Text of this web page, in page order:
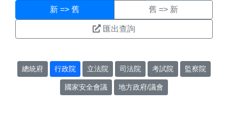
新 => 舊 舊 => 新
匯出查詢
總統府 行政院 立法院 司法院 考試院 監察院
國家安全會議 地方政府/議會